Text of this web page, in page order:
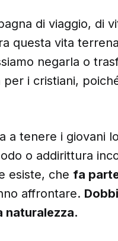
di viaggio, di
questa vita
negarla o
i cristiani,
a tenere i giovani
o addirittura
esiste, che fa
affrontare.
naturalezza.